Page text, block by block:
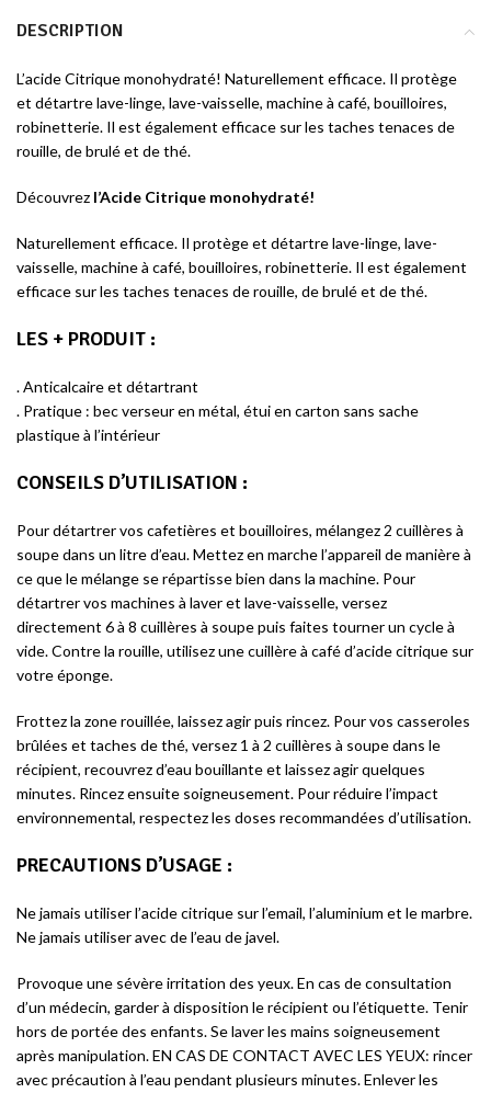
DESCRIPTION
L’acide Citrique monohydraté! Naturellement efficace. Il protège
et détartre lave-linge, lave-vaisselle, machine à café, bouilloires,
robinetterie. Il est également efficace sur les taches tenaces de
rouille, de brulé et de thé.
Découvrez l’Acide Citrique monohydraté!
Naturellement efficace. Il protège et détartre lave-linge, lave-
vaisselle, machine à café, bouilloires, robinetterie. Il est également
efficace sur les taches tenaces de rouille, de brulé et de thé.
LES + PRODUIT :
. Anticalcaire et détartrant
. Pratique : bec verseur en métal, étui en carton sans sache
plastique à l’intérieur
CONSEILS D’UTILISATION :
Pour détartrer vos cafetières et bouilloires, mélangez 2 cuillères à
soupe dans un litre d’eau. Mettez en marche l’appareil de manière à
ce que le mélange se répartisse bien dans la machine. Pour
détartrer vos machines à laver et lave-vaisselle, versez
directement 6 à 8 cuillères à soupe puis faites tourner un cycle à
vide. Contre la rouille, utilisez une cuillère à café d’acide citrique sur
votre éponge.
Frottez la zone rouillée, laissez agir puis rincez. Pour vos casseroles
brûlées et taches de thé, versez 1 à 2 cuillères à soupe dans le
récipient, recouvrez d’eau bouillante et laissez agir quelques
minutes. Rincez ensuite soigneusement. Pour réduire l’impact
environnemental, respectez les doses recommandées d’utilisation.
PRECAUTIONS D’USAGE :
Ne jamais utiliser l’acide citrique sur l’email, l’aluminium et le marbre.
Ne jamais utiliser avec de l’eau de javel.
Provoque une sévère irritation des yeux. En cas de consultation
d’un médecin, garder à disposition le récipient ou l’étiquette. Tenir
hors de portée des enfants. Se laver les mains soigneusement
après manipulation. EN CAS DE CONTACT AVEC LES YEUX: rincer
avec précaution à l’eau pendant plusieurs minutes. Enlever les